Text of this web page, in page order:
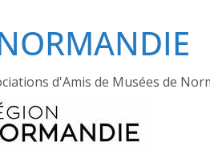
d'Amis de Musées de